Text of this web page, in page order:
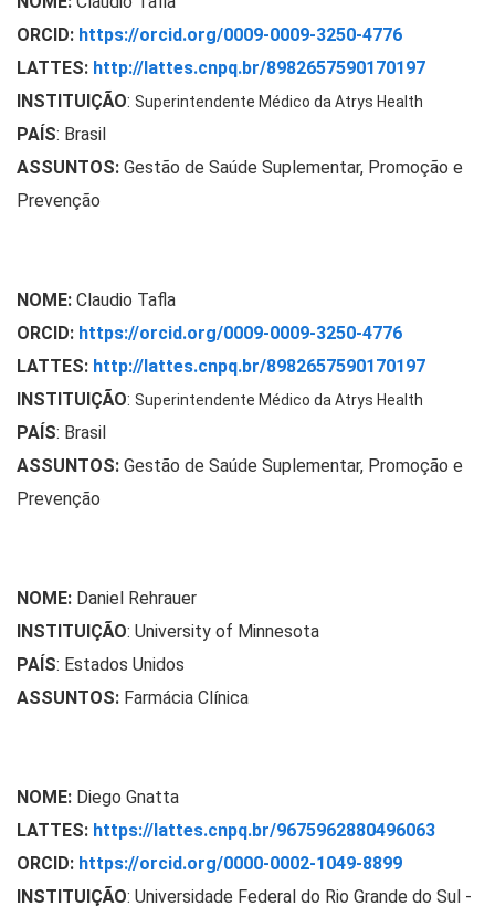
ORCID: https://orcid.org/0009-0009-3250-4776
LATTES: http://lattes.cnpq.br/8982657590170197
INSTITUIÇÃO: Superintendente Médico da Atrys Health
PAÍS: Brasil
ASSUNTOS: Gestão de Saúde Suplementar, Promoção e
Prevenção
NOME: Claudio Tafla
ORCID: https://orcid.org/0009-0009-3250-4776
LATTES: http://lattes.cnpq.br/8982657590170197
INSTITUIÇÃO: Superintendente Médico da Atrys Health
PAÍS: Brasil
ASSUNTOS: Gestão de Saúde Suplementar, Promoção e
Prevenção
NOME: Daniel Rehrauer
INSTITUIÇÃO: University of Minnesota
PAÍS: Estados Unidos
ASSUNTOS: Farmácia Clínica
NOME: Diego Gnatta
LATTES: https://lattes.cnpq.br/9675962880496063
ORCID: https://orcid.org/0000-0002-1049-8899
INSTITUIÇÃO: Universidade Federal do Rio Grande do Sul -